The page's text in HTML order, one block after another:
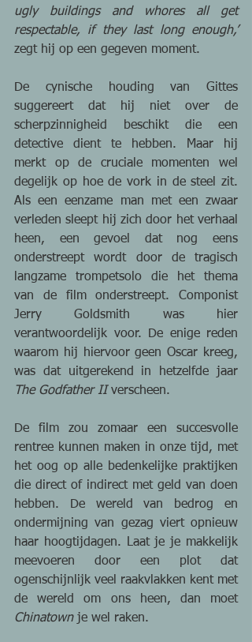
ugly buildings and whores all get
respectable, if they last long enough,’
zegt hij op een gegeven moment.
De cynische houding van Gittes
suggereert dat hij niet over de
scherpzinnigheid beschikt die een
detective dient te hebben. Maar hij
merkt op de cruciale momenten wel
degelijk op hoe de vork in de steel zit.
Als een eenzame man met een zwaar
verleden sleept hij zich door het verhaal
heen, een gevoel dat nog eens
onderstreept wordt door de tragisch
langzame trompetsolo die het thema
van de film onderstreept. Componist
Jerry Goldsmith was hier
verantwoordelijk voor. De enige reden
waarom hij hiervoor geen Oscar kreeg,
The Godfather II verscheen.
De film zou zomaar een succesvolle
rentree kunnen maken in onze tijd, met
het oog op alle bedenkelijke praktijken
die direct of indirect met geld van doen
hebben. De wereld van bedrog en
ondermijning van gezag viert opnieuw
haar hoogtijdagen. Laat je je makkelijk
meevoeren door een plot dat
ogenschijnlijk veel raakvlakken kent met
de wereld om ons heen, dan moet
Chinatown je wel raken.